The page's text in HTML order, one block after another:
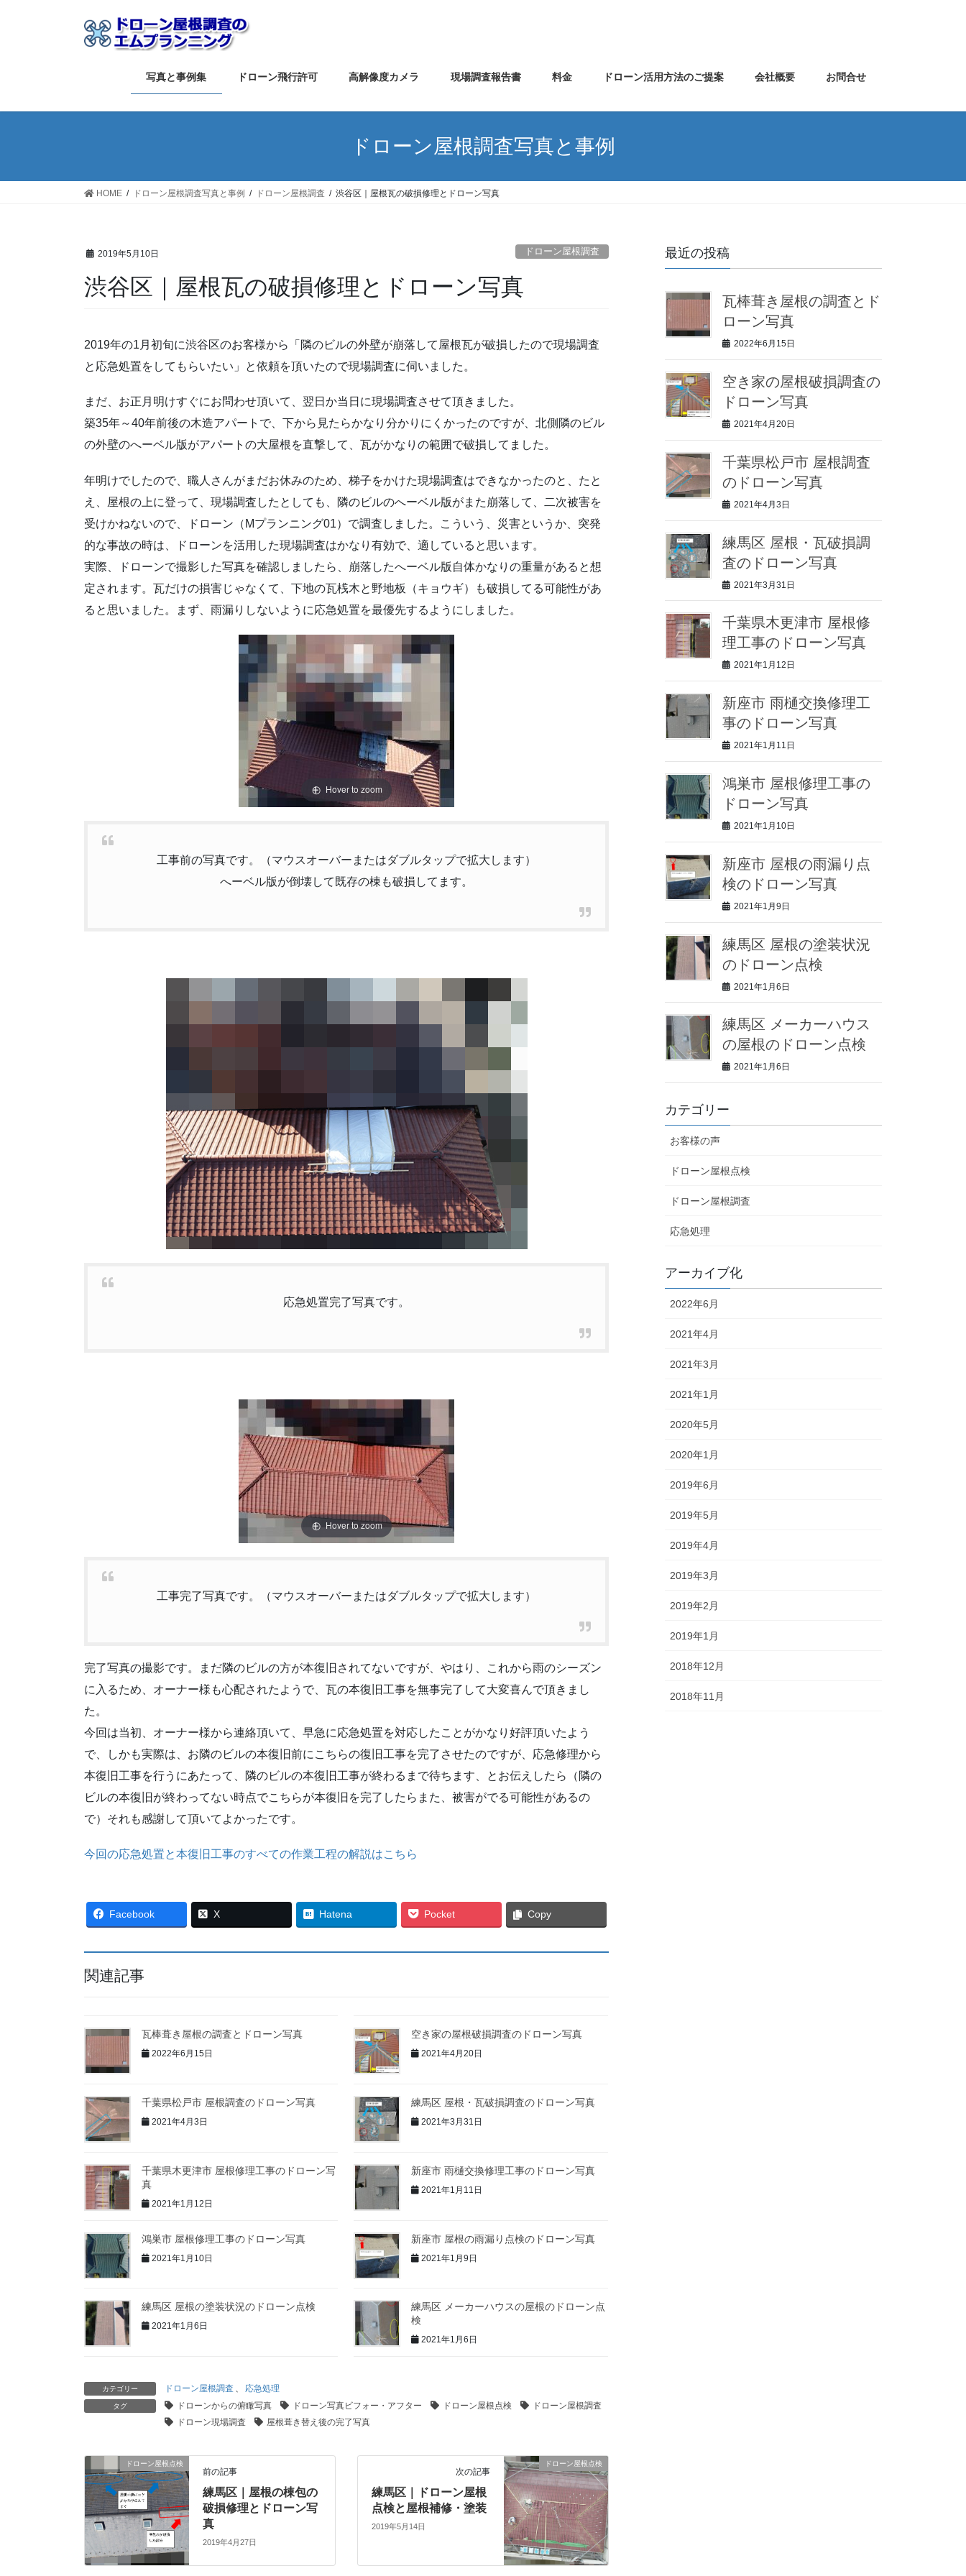
ス
ン
写真と事例集 ドローン飛行許可 高解像度カメラ 現場調査報告書 料金 ドローン活用方法のご提案 会社概要 お問合せ
ドローン屋根調査写真と事例
HOME ドローン屋根調査写真と事例 ドローン屋根調査 渋谷区｜屋根瓦の破損修理とドローン写真
2019年5月10日 ドローン屋根調査
渋谷区｜屋根瓦の破損修理とドローン写真
2019年の1月初旬に渋谷区のお客様から「隣のビルの外壁が崩落して屋根瓦が破損したので現場調査
と応急処置をしてもらいたい」と依頼を頂いたので現場調査に伺いました。
まだ、お正月明けすぐにお問わせ頂いて、翌日か当日に現場調査させて頂きました。
築35年～40年前後の木造アパートで、下から見たらかなり分かりにくかったのですが、北側隣のビル
の外壁のへーベル版がアパートの大屋根を直撃して、瓦がかなりの範囲で破損してました。
年明けでしたので、職人さんがまだお休みのため、梯子をかけた現場調査はできなかったのと、たと
え、屋根の上に登って、現場調査したとしても、隣のビルのへーベル版がまた崩落して、二次被害を
受けかねないので、ドローン（Mプランニング01）で調査しました。こういう、災害というか、突発
的な事故の時は、ドローンを活用した現場調査はかなり有効で、適していると思います。
実際、ドローンで撮影した写真を確認しましたら、崩落したへーベル版自体かなりの重量があると想
定されます。瓦だけの損害じゃなくて、下地の瓦桟木と野地板（キョウギ）も破損してる可能性があ
ると思いました。まず、雨漏りしないように応急処置を最優先するようにしました。
Hover to zoom
工事前の写真です。（マウスオーバーまたはダブルタップで拡大します）
へーベル版が倒壊して既存の棟も破損してます。
応急処置完了写真です。
Hover to zoom
工事完了写真です。（マウスオーバーまたはダブルタップで拡大します）
完了写真の撮影です。まだ隣のビルの方が本復旧されてないですが、やはり、これから雨のシーズン
に入るため、オーナー様も心配されたようで、瓦の本復旧工事を無事完了して大変喜んで頂きまし
た。
今回は当初、オーナー様から連絡頂いて、早急に応急処置を対応したことがかなり好評頂いたよう
で、しかも実際は、お隣のビルの本復旧前にこちらの復旧工事を完了させたのですが、応急修理から
本復旧工事を行うにあたって、隣のビルの本復旧工事が終わるまで待ちます、とお伝えしたら（隣の
ビルの本復旧が終わってない時点でこちらが本復旧を完了したらまた、被害がでる可能性があるの
で）それも感謝して頂いてよかったです。
今回の応急処置と本復旧工事のすべての作業工程の解説はこちら
Facebook X Hatena Pocket Copy
関連記事
瓦棒葺き屋根の調査とドローン写真
2022年6月15日
空き家の屋根破損調査のドローン写真
2021年4月20日
千葉県松戸市 屋根調査のドローン写真
2021年4月3日
練馬区 屋根・瓦破損調査のドローン写真
2021年3月31日
千葉県木更津市 屋根修理工事のドローン写
真
2021年1月12日
新座市 雨樋交換修理工事のドローン写真
2021年1月11日
鴻巣市 屋根修理工事のドローン写真
2021年1月10日
新座市 屋根の雨漏り点検のドローン写真
2021年1月9日
練馬区 屋根の塗装状況のドローン点検
2021年1月6日
練馬区 メーカーハウスの屋根のドローン点
検
2021年1月6日
カテゴリー ドローン屋根調査 、 応急処理
タグ ドローンからの俯瞰写真 ドローン写真ビフォー・アフター ドローン屋根点検
ドローン屋根調査
ドローン現場調査
屋根葺き替え後の完了写真
ドローン屋根点検
前の記事
練馬区｜屋根の棟包の
破損修理とドローン写
真
2019年4月27日
ドローン屋根点検
次の記事
練馬区｜ドローン屋根
点検と屋根補修・塗装
2019年5月14日
最近の投稿
瓦棒葺き屋根の調査とド
ローン写真
2022年6月15日
空き家の屋根破損調査の
ドローン写真
2021年4月20日
千葉県松戸市 屋根調査
のドローン写真
2021年4月3日
練馬区 屋根・瓦破損調
査のドローン写真
2021年3月31日
千葉県木更津市 屋根修
理工事のドローン写真
2021年1月12日
新座市 雨樋交換修理工
事のドローン写真
2021年1月11日
鴻巣市 屋根修理工事の
ドローン写真
2021年1月10日
新座市 屋根の雨漏り点
検のドローン写真
2021年1月9日
練馬区 屋根の塗装状況
のドローン点検
2021年1月6日
練馬区 メーカーハウス
の屋根のドローン点検
2021年1月6日
カテゴリー
お客様の声
ドローン屋根点検
ドローン屋根調査
応急処理
アーカイブ化
2022年6月
2021年4月
2021年3月
2021年1月
2020年5月
2020年1月
2019年6月
2019年5月
2019年4月
2019年3月
2019年2月
2019年1月
2018年12月
2018年11月